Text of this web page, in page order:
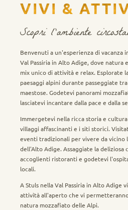
VIVI &
Scopri l'ambiente
Benvenuti a un'esperienza di vacanza
Val Passiria in Alto Adige, dove natura
mix unico di attività e relax. Esplorate
paesaggi alpini durante passeggiate
maestose. Godetevi panorami
lasciatevi incantare dalla pace e dalla
Immergetevi nella ricca storia e
villaggi affascinanti e i siti storici.
eventi tradizionali per vivere da
dell'Alto Adige. Assaggiate la deliziosa
accoglienti ristoranti e godetevi
locali.
A Stuls nella Val Passiria in Alto Adige
attività all'aperto che vi
natura mozzafiato delle Alpi.